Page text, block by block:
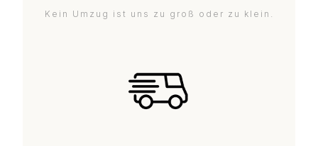
Kein Umzug ist uns zu groß oder zu klein.